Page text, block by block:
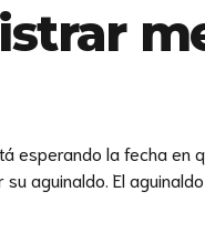
esperando la fecha
aguinaldo. El